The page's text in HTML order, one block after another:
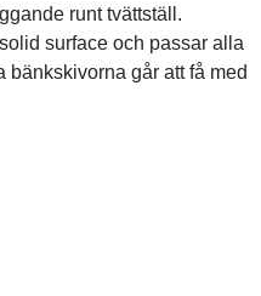
runt tvättställ.
surface och passar alla
bänkskivorna går att få med